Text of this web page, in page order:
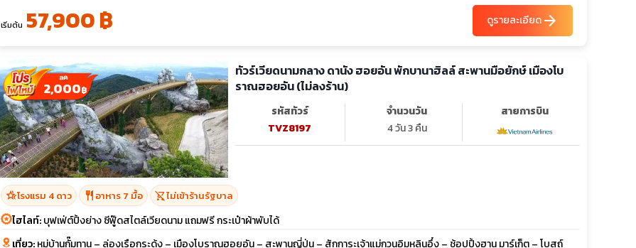
เริ่มต้น 57,900 ฿ ดูรายละเอียดarrow_forward
2,000฿
ทัวร์เวียดนามกลาง ดานัง ฮอยอัน พักบานาฮิลล์ สะพานมือยักษ์ เมืองโบ
ราณฮอยอัน (ไม่ลงร้าน)
รหัสทัวร์
TVZ8197
จำนวนวัน
4 วัน 3 คืน
สายการบิน
hotel_classโรงแรม 4 ดาว restaurant อาหาร 7 มื้อ shopping_cart_offไม่เข้าร้านรัฐบาล
ไฮไลท์:บุฟเฟ่ต์ปิ้งย่าง ซีฟู๊ดสไตล์เวียดนาม แถมฟรี กระเป๋าผ้าพับได้
เที่ยว:หมู่บ้านกั๊มทาน – ล่องเรือกระด้ง – เมืองโบราณฮอยอัน – สะพานญี่ปุ่น – สักการะเจ้าแม่กวนอิมหลินอึ๋ง – ช้อปปิ้งฮาน มาร์เก็ต – โบสถ์